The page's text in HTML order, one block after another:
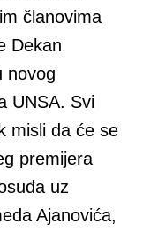
članovima
Dekan
novog
UNSA. Svi
misli da će se
premijera
uz
Ajanovića,